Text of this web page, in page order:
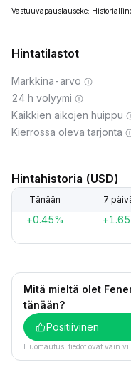
Vastuuvapauslauseke:
Hintatilastot
Markkina-arvo
24 h volyymi
Kaikkien aikojen huippu
Kierrossa oleva tarjonta
Hintahistoria (USD)
Tänään 7
+0.45%
Mitä mieltä olet
tänään?
Positiivinen
Huomautus: tiedot ovat vain